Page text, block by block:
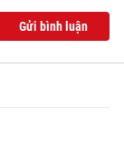
Gửi bình luận